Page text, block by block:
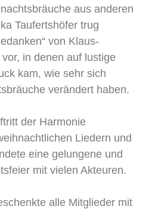
aus anderen
Taufertshöfer trug
von Klaus-
in denen auf lustige
kam, wie sehr sich
verändert haben.
der Harmonie
Liedern und
eine gelungene und
mit vielen Akteuren.
alle Mitglieder mit